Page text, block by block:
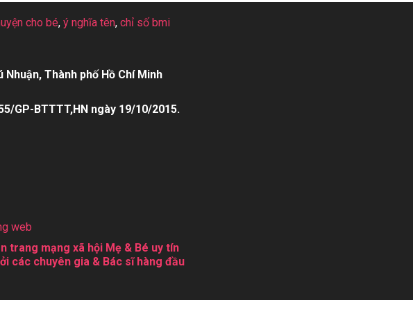
cho bé, ý nghĩa tên, chỉ số bmi
Thành phố Hồ Chí Minh
GP-BTTTT,HN ngày 19/10/2015.
web
mạng xã hội Mẹ & Bé uy tín
các chuyên gia & Bác sĩ hàng đầu